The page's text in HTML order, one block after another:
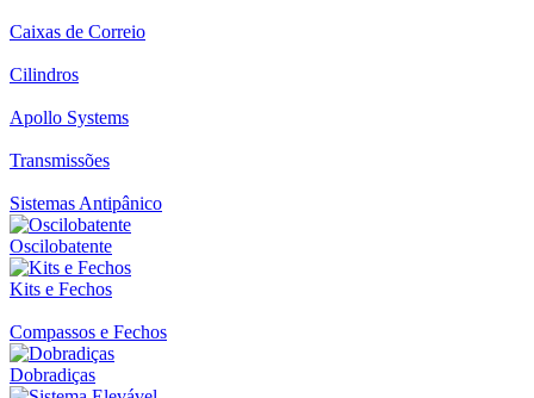
Caixas de Correio
Cilindros
Apollo Systems
Transmissões
Sistemas Antipânico
Oscilobatente
Kits e Fechos
Compassos e Fechos
Dobradiças